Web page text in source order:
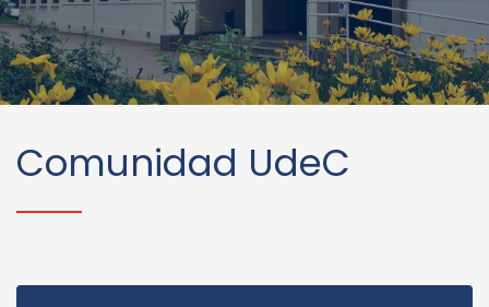
Comunidad UdeC